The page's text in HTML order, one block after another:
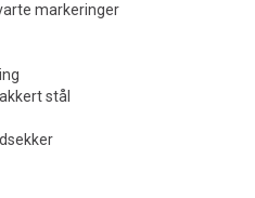
markeringer
stål